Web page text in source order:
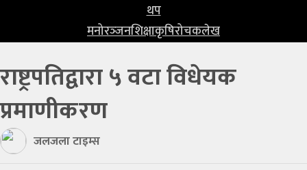
थप
मनोरञ्‍जनशिक्षाकृषिरोचकलेख
खेलकुद
अन्तर्राष्ट्रिय
थप
मनोरञ्‍जन
राष्ट्रपतिद्वारा ५ वटा विधेयक
प्रमाणीकरण
जलजला टाइम्स